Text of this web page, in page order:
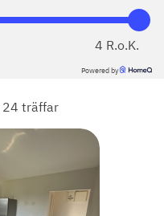
4 R.o.K.
Powered by
24 träffar